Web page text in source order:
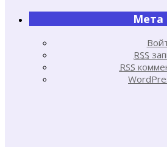
Мета
RSS
RSS